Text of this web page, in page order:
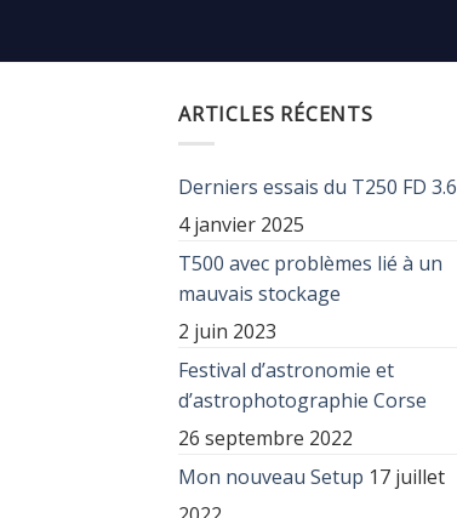
ARTICLES RÉCENTS
Derniers essais du T250 FD 3.6
4 janvier 2025
T500 avec problèmes lié à un
mauvais stockage
2 juin 2023
Festival d’astronomie et
d’astrophotographie Corse
26 septembre 2022
Mon nouveau Setup 17 juillet